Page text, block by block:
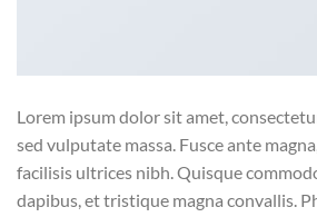
Lorem ipsum dolor sit amet,
sed vulputate massa. Fusce ante
facilisis ultrices nibh. Quisque
dapibus, et tristique magna convallis.